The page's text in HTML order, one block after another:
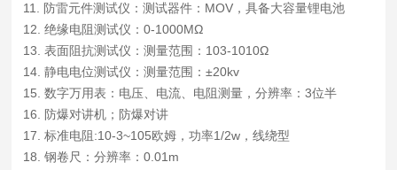
11. 防雷元件测试仪：测试器件：MOV，具备大容量锂电池
12. 绝缘电阻测试仪：0-1000MΩ
13. 表面阻抗测试仪：测量范围：103-1010Ω
14. 静电电位测试仪：测量范围：±20kv
15. 数字万用表：电压、电流、电阻测量，分辨率：3位半
16. 防爆对讲机；防爆对讲
17. 标准电阻:10-3~105欧姆，功率1/2w，线绕型
18. 钢卷尺：分辨率：0.01m